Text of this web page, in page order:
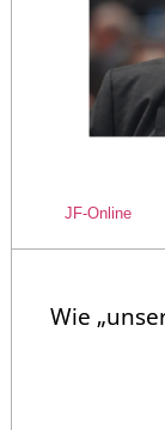
JF-Online
Wie